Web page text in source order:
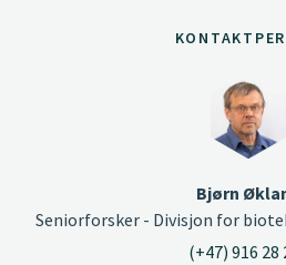
Bjørn
Seniorforsker - Divisjon for
(+47) 916 28